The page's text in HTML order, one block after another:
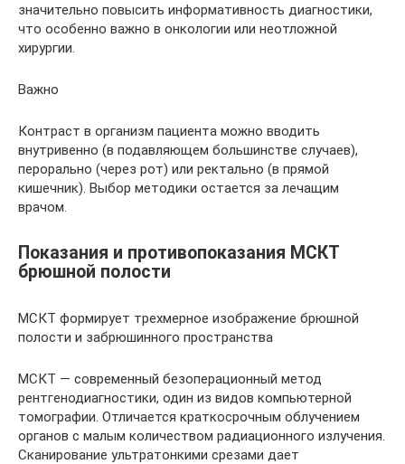
значительно повысить информативность диагностики,
что особенно важно в онкологии или неотложной
хирургии.
Важно
Контраст в организм пациента можно вводить
внутривенно (в подавляющем большинстве случаев),
перорально (через рот) или ректально (в прямой
кишечник). Выбор методики остается за лечащим
врачом.
Показания и противопоказания МСКТ
брюшной полости
МСКТ формирует трехмерное изображение брюшной
полости и забрюшинного пространства
МСКТ — современный безоперационный метод
рентгенодиагностики, один из видов компьютерной
томографии. Отличается краткосрочным облучением
органов с малым количеством радиационного излучения.
Сканирование ультратонкими срезами дает